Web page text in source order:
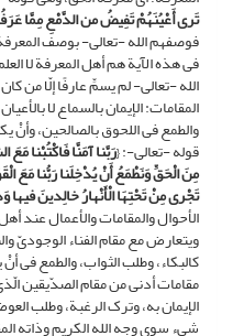
تَرى‏ أَعْیُنَهُمْ تَفِیضُ من الدَّمْعِ مِمَّا
فوصفهم الله -تعالى- بوصف
فی هذه الآیة هم أهل المعرفة لا
الله -تعالى- لم یسمِّ عارفًا إلّا من
المقامات: الإیمان بالسماع لا
والطمع فی اللحوق بالصالحین،
قوله -تعالى-: {رَبَّنا آمَنَّا فَاکْتُبْنا
مِنَ الْحَقِّ وَنَطْمَعُ أَنْ یُدْخِلَنا رَبُّنا مَعَ
تَجْری مِنْ تَحْتِهَا الْأَنْهارُ خالِدینَ
الأحوال والمقامات والأعمال عند
ویتعارض مع مقام الفناء الوجودیّ
کالبکاء، وطلب الثواب، والطمع فی
مقامات أدنى من مقام الصدّیقین
الإیمان به، وترک الرغبة، وطلب
شیء سوى وجه الله الکریم وذاته